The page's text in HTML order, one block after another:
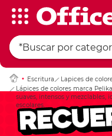
Escritura
Lapices de
Lápices de colores marca
suaves, intensos y mezclables,
escolares.